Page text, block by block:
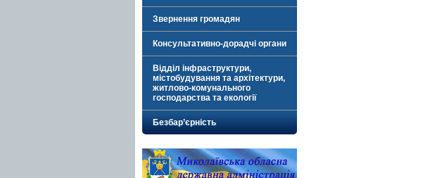
Звернення громадян
Консультативно-дорадчі органи
Відділ інфраструктури,
містобудування та архітектури,
житлово-комунального
господарства та екології
Безбар’єрність